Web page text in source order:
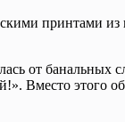
принтами из
от банальных
Вместо этого